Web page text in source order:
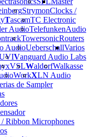
Strymon
TascamTC Electronic
AudioTelefunken
Towersonic
AudioUeberschall
Vanguard Audio Labs
VSLWaldorfWalkasse
WorkXLN Audio
Clocks /
Audio
Routers
Varios
de Sampler
Ribbon Microphones